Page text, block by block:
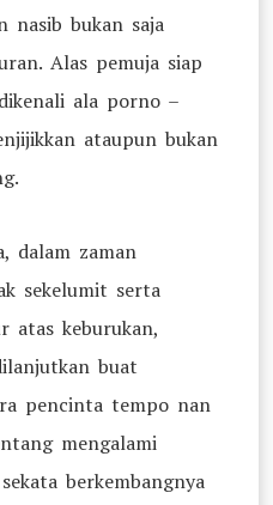
nasib bukan saja
Alas pemuja siap
ala porno –
ataupun bukan
dalam zaman
sekelumit serta
atas keburukan,
buat
pencinta tempo nan
mengalami
berkembangnya